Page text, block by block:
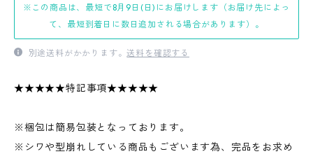
※この商品は、最短で8月9日(日)にお届けします（お届け先によっ
て、最短到着日に数日追加される場合があります）。
別途送料がかかります。送料を確認する
★★★★★特記事項★★★★★
※梱包は簡易包装となっております。
※シワや型崩れしている商品もございます為、完品をお求め